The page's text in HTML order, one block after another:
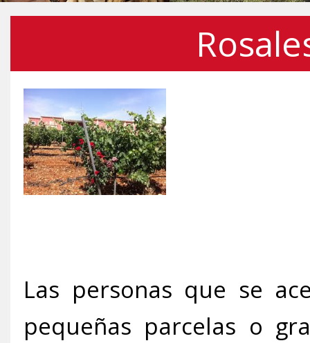
Las personas que se
pequeñas parcelas o